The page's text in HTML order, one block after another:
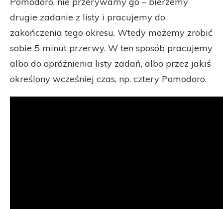
drugie zadanie z listy i pracujemy do
zakończenia tego okresu. Wtedy możemy zrobić
sobie 5 minut przerwy. W ten sposób pracujemy
albo do opróżnienia listy zadań, albo przez jakiś
określony wcześniej czas, np. cztery Pomodoro.